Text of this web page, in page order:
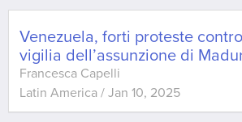
Venezuela, forti proteste
vigilia dell’assunzione di
Francesca Capelli
Latin America / Jan 10, 2025